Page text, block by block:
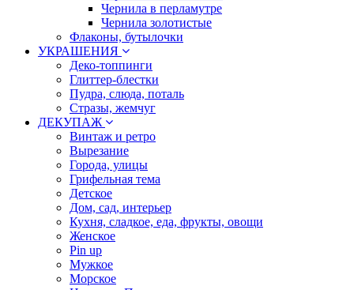
Чернила в перламутре
Чернила золотистые
Флаконы, бутылочки
УКРАШЕНИЯ
Деко-топпинги
Глиттер-блестки
Пудра, слюда, поталь
Стразы, жемчуг
ДЕКУПАЖ
Винтаж и ретро
Вырезание
Города, улицы
Грифельная тема
Детское
Дом, сад, интерьер
Кухня, сладкое, еда, фрукты, овощи
Женское
Pin up
Мужкое
Морское